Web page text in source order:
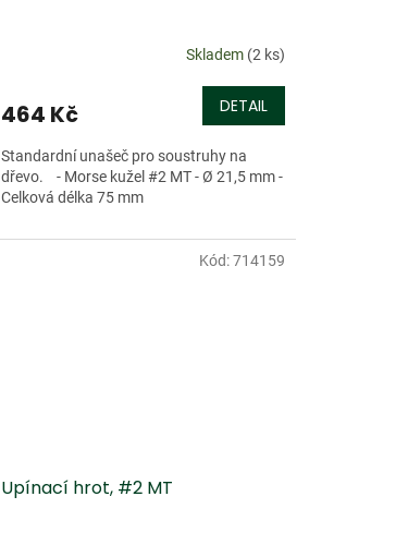
Skladem (2 ks)
464 Kč DETAIL
Standardní unašeč pro soustruhy na
dřevo. - Morse kužel #2 MT - Ø 21,5 mm -
Celková délka 75 mm
Upínací hrot, #2 MT
Kód:714159